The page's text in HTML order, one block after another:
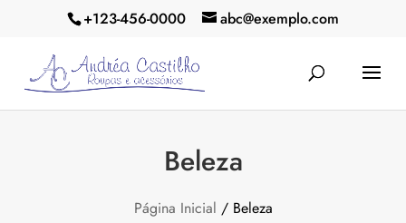
+123-456-0000 abc@exemplo.com
Beleza
Página Inicial / Beleza